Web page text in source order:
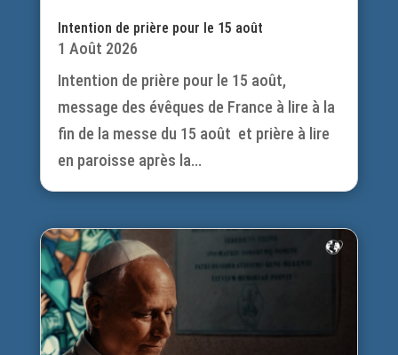
Intention de prière pour le 15 août
1 Août 2026
Intention de prière pour le 15 août,
message des évêques de France à lire à la
fin de la messe du 15 août et prière à lire
en paroisse après la...